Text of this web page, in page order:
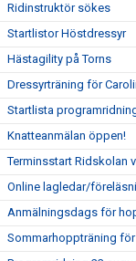
Ridinstruktör sökes
Startlistor Höstdressyr
Hästagility på Torns
Dressyrträning för
Startlista
Knatteanmälan öppen!
Terminsstart Ridskolan
Online lagledar/
Anmälningsdags för
Sommarhoppträning för